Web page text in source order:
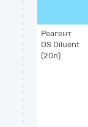
Реагент
DS Diluent
(20л)